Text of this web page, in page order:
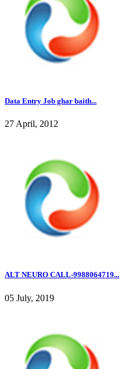
Data Entry Job ghar baith...
27 April, 2012
ALT NEURO CALL-9988064719...
05 July, 2019